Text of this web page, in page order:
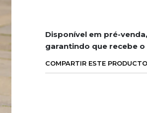
Disponível em pré-ve
garantindo que recebe
COMPARTIR ESTE PRODUCTO